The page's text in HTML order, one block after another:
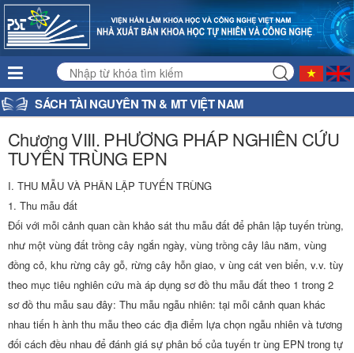
SÁCH TÀI NGUYÊN TN & MT VIỆT NAM
Chương VIII. PHƯƠNG PHÁP NGHIÊN CỨU
TUYẾN TRÙNG EPN
I. THU MẪU VÀ PHÂN LẬP TUYẾN TRÙNG
1. Thu mẫu đất
Đối với mỗi cảnh quan cần khảo sát thu mẫu đất để phân lập tuyến trùng,
như một vùng đất trồng cây ngắn ngày, vùng trồng cây lâu năm, vùng
đồng cỏ, khu rừng cây gỗ, rừng cây hỗn giao, v ùng cát ven biển, v.v. tùy
theo mục tiêu nghiên cứu mà áp dụng sơ đồ thu mẫu đất theo 1 trong 2
sơ đồ thu mẫu sau đây: Thu mẫu ngẫu nhiên: tại mỗi cảnh quan khác
nhau tiến h ành thu mẫu theo các địa điểm lựa chọn ngẫu nhiên và tương
đối cách đều nhau để đánh giá sự phân bố của tuyến tr ùng EPN trong tự